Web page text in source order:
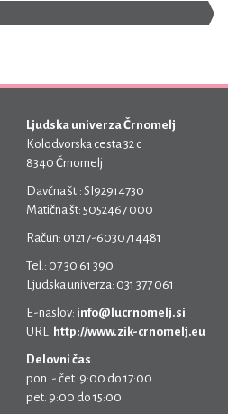
Ljudska univerza Črnomelj
Kolodvorska cesta 32 c
8340 Črnomelj
Davčna št.: SI92914730
Matična št: 5052467 000
Račun: 01217-6030714481
Tel.: 07 30 61 390
Ljudska univerza: 031 377 061
E-naslov: info@lucrnomelj.si
URL: http://www.zik-crnomelj.eu
Delovni čas
pon. - čet. 9:00 do 17:00
pet. 9:00 do 15:00